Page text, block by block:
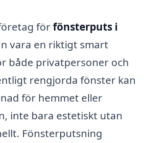
förfönsterputs i
vara en riktigt smart
både privatpersoner och
rengjorda fönster kan
för hemmet eller
inte bara estetiskt utan
Fönsterputsning